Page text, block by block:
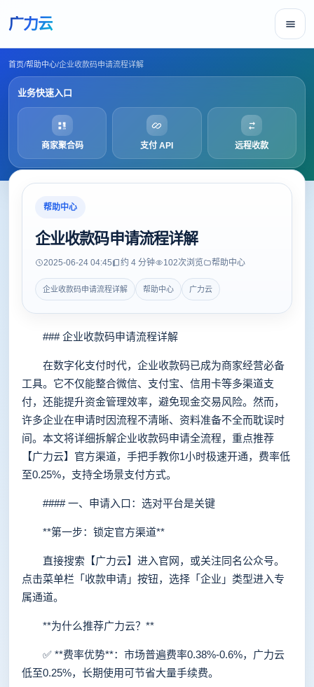
广力云
首页/帮助中心/企业收款码申请流程详解
业务快速入口
商家聚合码 支付 API 远程收款
帮助中心
企业收款码申请流程详解
2025-06-24 04:45 约 4 分钟 102次浏览 帮助中心
企业收款码申请流程详解 帮助中心 广力云
### 企业收款码申请流程详解
在数字化支付时代，企业收款码已成为商家经营必备
工具。它不仅能整合微信、支付宝、信用卡等多渠道支
付，还能提升资金管理效率，避免现金交易风险。然而，
许多企业在申请时因流程不清晰、资料准备不全而耽误时
间。本文将详细拆解企业收款码申请全流程，重点推荐
【广力云】官方渠道，手把手教你1小时极速开通，费率低
至0.25%，支持全场景支付方式。
#### 一、申请入口：选对平台是关键
**第一步：锁定官方渠道**
直接搜索【广力云】进入官网，或关注同名公众号。
点击菜单栏「收款申请」按钮，选择「企业」类型进入专
属通道。
**为什么推荐广力云？**
✅ **费率优势**：市场普遍费率0.38%-0.6%，广力云
低至0.25%，长期使用可节省大量手续费。